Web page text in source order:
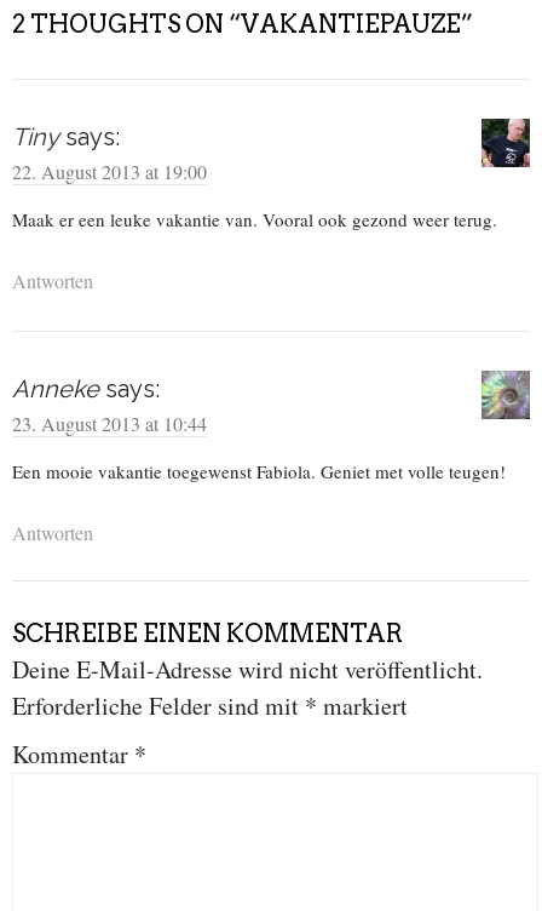
2 THOUGHTS ON “VAKANTIEPAUZE”
Tiny says:
22. August 2013 at 19:00
Maak er een leuke vakantie van. Vooral ook gezond weer terug.
Antworten
Anneke says:
23. August 2013 at 10:44
Een mooie vakantie toegewenst Fabiola. Geniet met volle teugen!
Antworten
SCHREIBE EINEN KOMMENTAR
Deine E-Mail-Adresse wird nicht veröffentlicht.
Erforderliche Felder sind mit * markiert
Kommentar *